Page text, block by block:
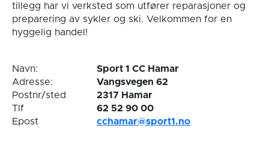
tillegg har vi verksted som utfører reparasjoner og
preparering av sykler og ski. Velkommen for en
hyggelig handel!
Navn:
Sport 1 CC Hamar
Adresse:
Vangsvegen 62
Postnr/sted
2317 Hamar
Tlf
62 52 90 00
Epost
cchamar@sport1.no